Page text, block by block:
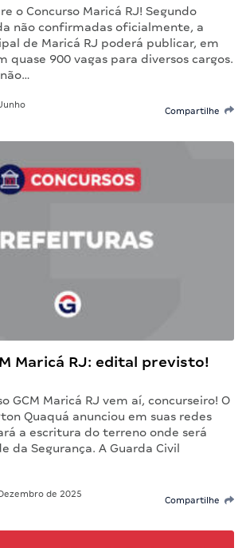
o Concurso Maricá RJ! Segundo
não confirmadas oficialmente, a
de Maricá RJ poderá publicar, em
quase 900 vagas para diversos cargos.
Compartilhe
Maricá RJ: edital previsto!
GCM Maricá RJ vem aí, concurseiro! O
Quaquá anunciou em suas redes
a escritura do terreno onde será
da Segurança. A Guarda Civil
de 2025
Compartilhe